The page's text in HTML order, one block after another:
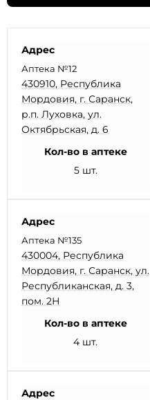
Адрес
Аптека №12
430910, Республика
Мордовия, г. Саранск,
р.п. Луховка, ул.
Октябрьская, д. 6
Кол-во в аптеке
5 шт.
Адрес
Аптека №135
430004, Республика
Мордовия, г. Саранск, ул.
Республиканская, д. 3,
пом. 2Н
Кол-во в аптеке
4 шт.
Адрес